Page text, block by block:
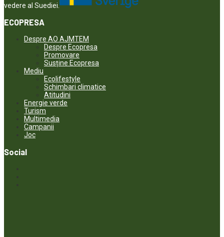
vedere al Suediei.
ECOPRESA
Despre AO AJMTEM
Despre Ecopresa
Promovare
Susține Ecopresa
Mediu
Ecolifestyle
Schimbari climatice
Atitudini
Energie verde
Turism
Multimedia
Campanii
Joc
Social